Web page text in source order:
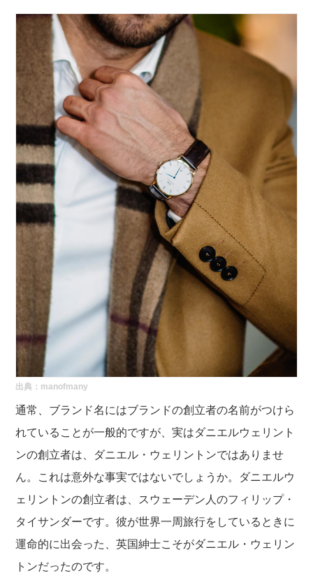
出典： manofmany
通常、ブランド名にはブランドの創立者の名前がつけら
れていることが一般的ですが、実はダニエルウェリント
ンの創立者は、ダニエル・ウェリントンではありませ
ん。これは意外な事実ではないでしょうか。ダニエルウ
ェリントンの創立者は、スウェーデン人のフィリップ・
タイサンダーです。彼が世界一周旅行をしているときに
運命的に出会った、英国紳士こそがダニエル・ウェリン
トンだったのです。